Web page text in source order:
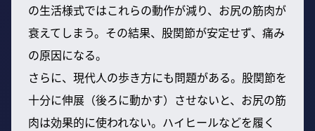
の生活様式ではこれらの動作が減り、お尻の筋肉が
衰えてしまう。その結果、股関節が安定せず、痛み
の原因になる。
さらに、現代人の歩き方にも問題がある。股関節を
十分に伸展（後ろに動かす）させないと、お尻の筋
肉は効果的に使われない。ハイヒールなどを履く